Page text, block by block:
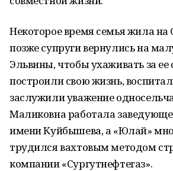
Некоторое время семья жила на
позже супруги вернулись на
Эльвины, чтобы ухаживать за ее
построили свою жизнь,
заслужили уважение
Маликовна работала
имени Куйбышева, а «Юлай»
трудился вахтовым методом
компании «Сургутнефтегаз».